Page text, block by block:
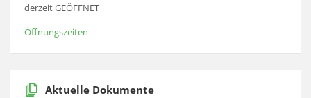
derzeit GEÖFFNET
Öffnungszeiten
Aktuelle Dokumente